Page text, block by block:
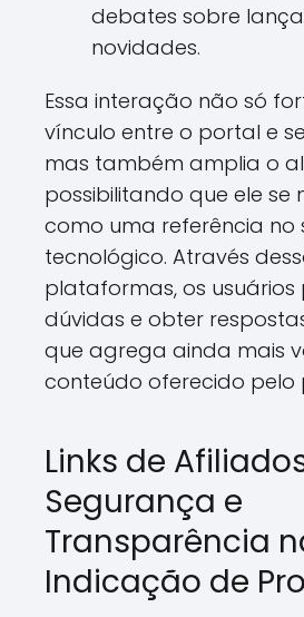
debates sobre
novidades.
Essa interação não só
vínculo entre o portal e
mas também amplia o
possibilitando que ele se
como uma referência no
tecnológico. Através
plataformas, os
dúvidas e obter
que agrega ainda mais
conteúdo oferecido pelo
Links de
Segurança e
Transparência
Indicação de